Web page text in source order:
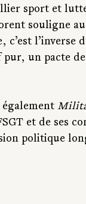
sport et
souligne
l’inverse
un pacte
et de ses
politique